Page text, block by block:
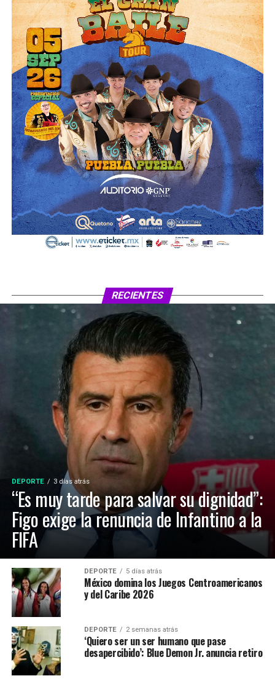
RECIENTES
DEPORTE 3 días atrás
“Es muy tarde para salvar su dignidad”:
Figo exige la renuncia de Infantino a la
FIFA
DEPORTE 5 días atrás
México domina los Juegos Centroamericanos
y del Caribe 2026
DEPORTE 2 semanas atrás
‘Quiero ser un ser humano que pase
desapercibido’: Blue Demon Jr. anuncia retiro